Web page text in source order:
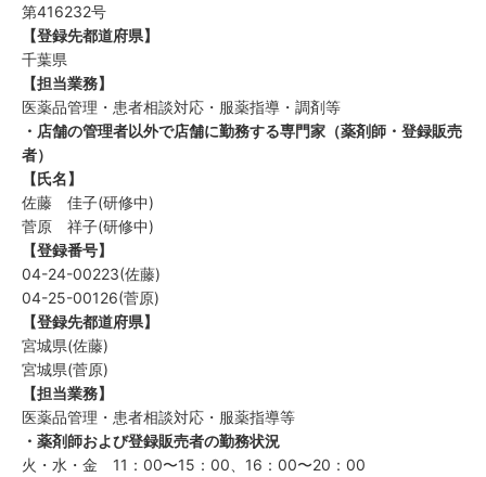
第416232号
【登録先都道府県】
千葉県
【担当業務】
医薬品管理・患者相談対応・服薬指導・調剤等
・店舗の管理者以外で店舗に勤務する専門家（薬剤師・登録販売
者）
【氏名】
佐藤 佳子(研修中)
菅原 祥子(研修中)
【登録番号】
04-24-00223(佐藤)
04-25-00126(菅原)
【登録先都道府県】
宮城県(佐藤)
宮城県(菅原)
【担当業務】
医薬品管理・患者相談対応・服薬指導等
・薬剤師および登録販売者の勤務状況
火・水・金 11：00〜15：00、16：00〜20：00